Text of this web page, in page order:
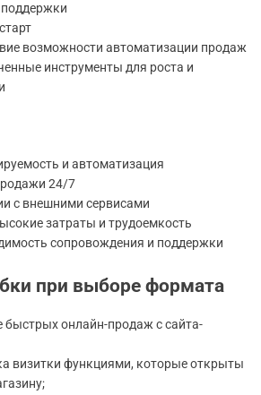
возможности автоматизации продаж
инструменты для роста и
и автоматизация
24/7
с внешними сервисами
затраты и трудоемкость
сопровождения и поддержки
при выборе формата
онлайн-продаж с сайта-
визитки функциями, которые открыты